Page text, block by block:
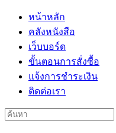
หน้าหลัก
คลังหนังสือ
เว็บบอร์ด
ขั้นตอนการสั่งซื้อ
แจ้งการชำระเงิน
ติดต่อเรา